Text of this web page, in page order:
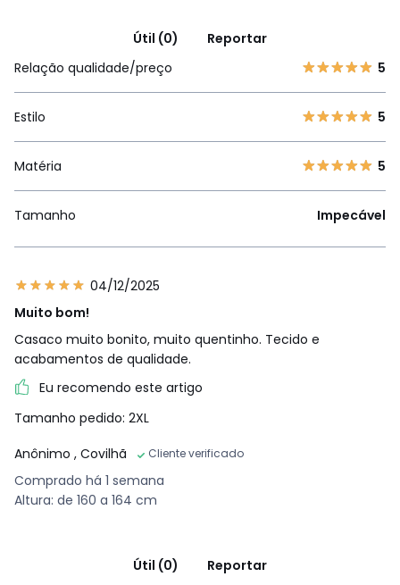
Útil (0)
Reportar
Relação qualidade/preço
5
Estilo 5
Matéria 5
Tamanho Impecável
04/12/2025
Muito bom!
Casaco muito bonito, muito quentinho. Tecido e
acabamentos de qualidade.
Eu recomendo este artigo
Tamanho pedido: 2XL
Anônimo , Covilhã Cliente verificado
Comprado há 1 semana
Altura: de 160 a 164 cm
Útil (0)
Reportar